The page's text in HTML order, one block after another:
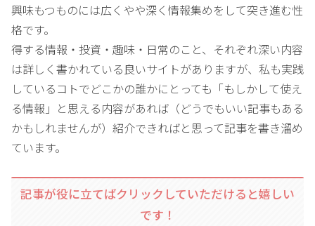
興味もつものには広くやや深く情報集めをして突き進む性
格です。
得する情報・投資・趣味・日常のこと、それぞれ深い内容
は詳しく書かれている良いサイトがありますが、私も実践
しているコトでどこかの誰かにとっても「もしかして使え
る情報」と思える内容があれば（どうでもいい記事もある
かもしれませんが）紹介できればと思って記事を書き溜め
ています。
記事が役に立てばクリックしていただけると嬉しい
です！